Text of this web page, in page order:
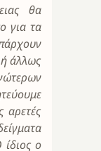
θα
για τα
άλλως
αρετές
ο